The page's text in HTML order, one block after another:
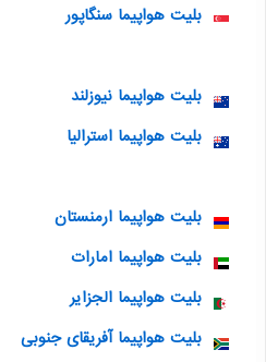
بلیت هواپیما سنگاپور
بلیت هواپیما نیوزلند
بلیت هواپیما استرالیا
بلیت هواپیما ارمنستان
بلیت هواپیما امارات
بلیت هواپیما الجزایر
بلیت هواپیما آفریقای جنوبی